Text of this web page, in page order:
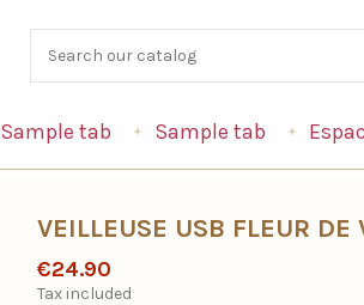
Sample tab Sample tab
VEILLEUSE USB FLEUR DE
€24.90
Tax included